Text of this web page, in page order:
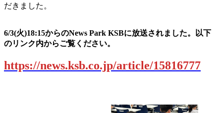
だきました。
6/3(火)18:15からのNews Park KSBに放送されました。以下
のリンク内からご覧ください。
https://news.ksb.co.jp/article/15816777